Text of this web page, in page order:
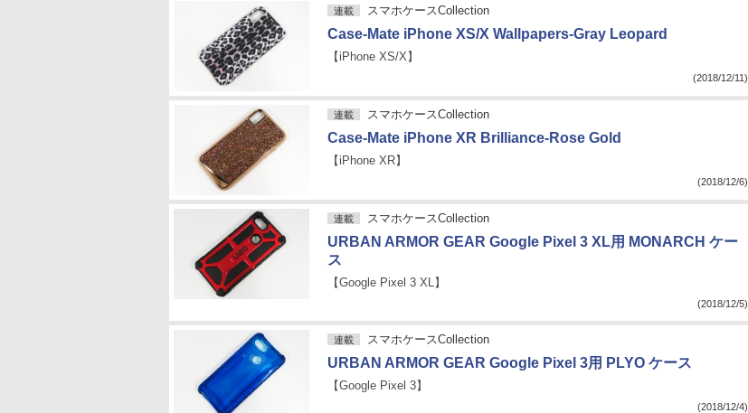
連載 スマホケースCollection
Case-Mate iPhone XS/X Wallpapers-Gray Leopard
【iPhone XS/X】
(2018/12/11)
連載 スマホケースCollection
Case-Mate iPhone XR Brilliance-Rose Gold
【iPhone XR】
(2018/12/6)
連載 スマホケースCollection
URBAN ARMOR GEAR Google Pixel 3 XL用 MONARCH ケー
ス
【Google Pixel 3 XL】
(2018/12/5)
連載 スマホケースCollection
URBAN ARMOR GEAR Google Pixel 3用 PLYO ケース
【Google Pixel 3】
(2018/12/4)